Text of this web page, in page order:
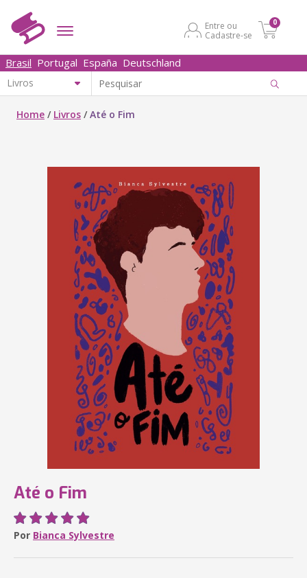
Entre ou
Cadastre-se
0
Brasil Portugal España Deutschland
Home / Livros /Até o Fim
Até o Fim
Por Bianca Sylvestre